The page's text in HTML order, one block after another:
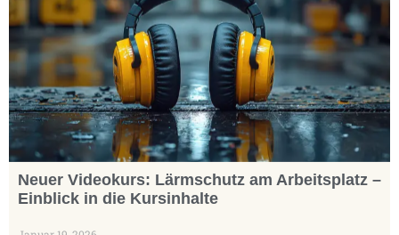
Neuer Videokurs: Lärmschutz am Arbeitsplatz –
Einblick in die Kursinhalte